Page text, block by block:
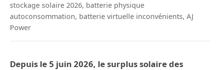
stockage solaire 2026, batterie physique
autoconsommation, batterie virtuelle inconvénients, AJ
Power
Depuis le 5 juin 2026, le surplus solaire des